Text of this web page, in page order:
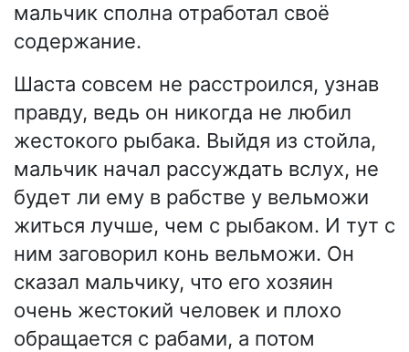
мальчик сполна отработал своё
содержание.
Шаста совсем не расстроился, узнав
правду, ведь он никогда не любил
жестокого рыбака. Выйдя из стойла,
мальчик начал рассуждать вслух, не
будет ли ему в рабстве у вельможи
житься лучше, чем с рыбаком. И тут с
ним заговорил конь вельможи. Он
сказал мальчику, что его хозяин
очень жестокий человек и плохо
обращается с рабами, а потом